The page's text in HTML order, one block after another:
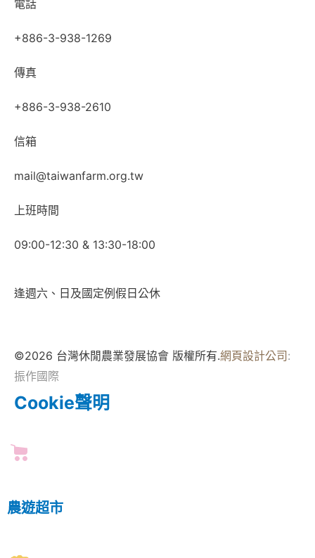
電話
+886-3-938-1269
傳真
+886-3-938-2610
信箱
mail@taiwanfarm.org.tw
上班時間
09:00-12:30 & 13:30-18:00
逢週六、日及國定例假日公休
©2026 台灣休閒農業發展協會 版權所有.網頁設計公司:
振作國際
Cookie聲明
農遊超市